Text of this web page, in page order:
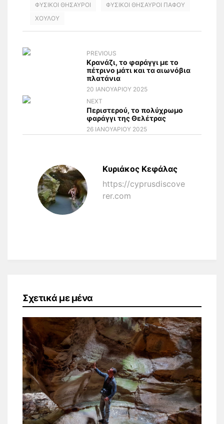
ΦΥΣΙΚΟΙ ΘΗΣΑΥΡΟΙ
ΦΥΣΙΚΟΙ ΘΗΣΑΥΡΟΙ ΠΑΦΟΥ
ΧΟΥΛΟΥ
PREVIOUS
Κρανάζι, το φαράγγι με το
πέτρινο μάτι και τα αιωνόβια
πλατάνια
20 ΙΑΝΟΥΑΡΊΟΥ 2025
NEXT
Περιστερού, το πολύχρωμο
φαράγγι της Θελέτρας
26 ΙΑΝΟΥΑΡΊΟΥ 2025
Κυριάκος Κεφάλας
https://cyprusdiscove
rer.com
Σχετικά με μένα